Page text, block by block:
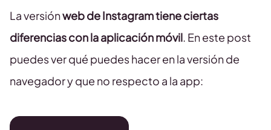
La versiónweb de Instagram tiene ciertas
diferencias con la aplicación móvil. En este post
puedes ver qué puedes hacer en la versión de
navegador y que no respecto a la app: